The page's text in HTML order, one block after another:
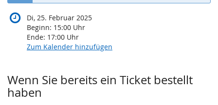
Di, 25. Februar 2025
Beginn: 15:00 Uhr
Ende: 17:00 Uhr
Zum Kalender hinzufügen
Wenn Sie bereits ein Ticket bestellt
haben